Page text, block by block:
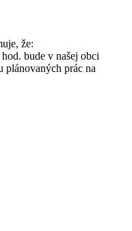
že:
bude v našej obci
plánovaných prác na